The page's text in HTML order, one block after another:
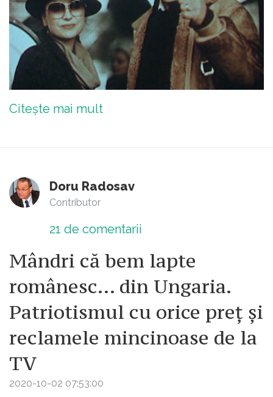
Citește mai mult
Doru Radosav
Contributor
21 de comentarii
Mândri că bem lapte
românesc… din Ungaria.
Patriotismul cu orice preț și
reclamele mincinoase de la
TV
2020-10-02 07:53:00